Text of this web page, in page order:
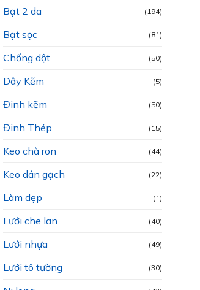
Bạt 2 da (194)
Bạt sọc (81)
Chống dột (50)
Dây Kẽm (5)
Đinh kẽm (50)
Đinh Thép (15)
Keo chà ron (44)
Keo dán gạch (22)
Làm dẹp (1)
Lưới che lan (40)
Lưới nhựa (49)
Lưới tô tường (30)